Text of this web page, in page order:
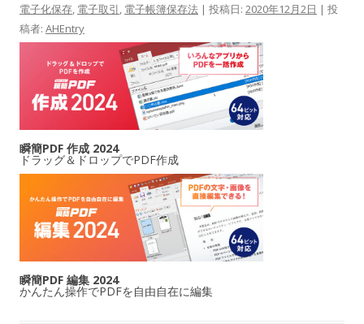
電子化保存, 電子取引, 電子帳簿保存法 | 投稿日: 2020年12月2日 | 投
稿者: AHEntry
瞬簡PDF 作成 2024
ドラッグ＆ドロップでPDF作成
瞬簡PDF 編集 2024
かんたん操作でPDFを自由自在に編集